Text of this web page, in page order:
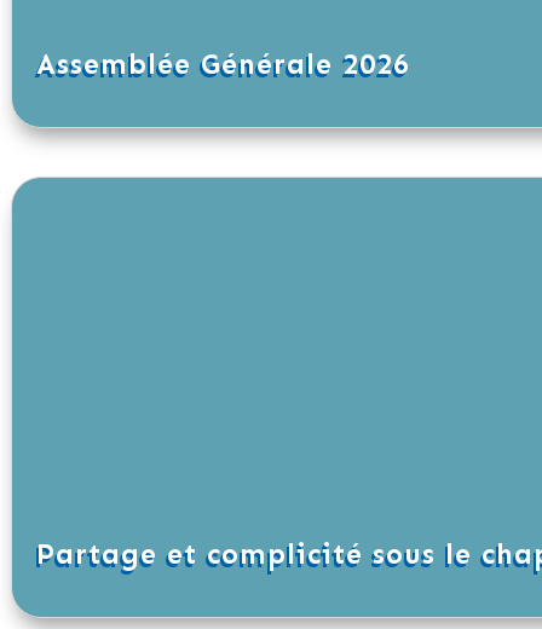
Assemblée Générale 2026
Partage et complicité sous le